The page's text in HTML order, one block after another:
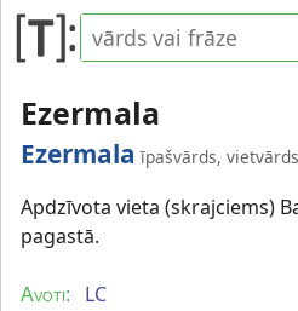
Ezermala
Ezermala īpašvārds, vietvārds
Apdzīvota vieta (skrajciems)
pagastā.
Avoti: LC